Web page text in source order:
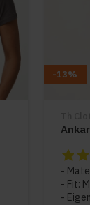
-13%
De
Fit: